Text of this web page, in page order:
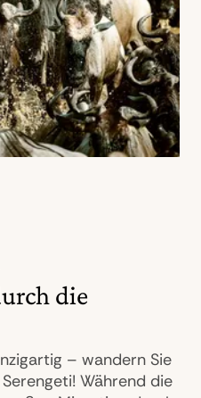
die
– wandern Sie
Während die